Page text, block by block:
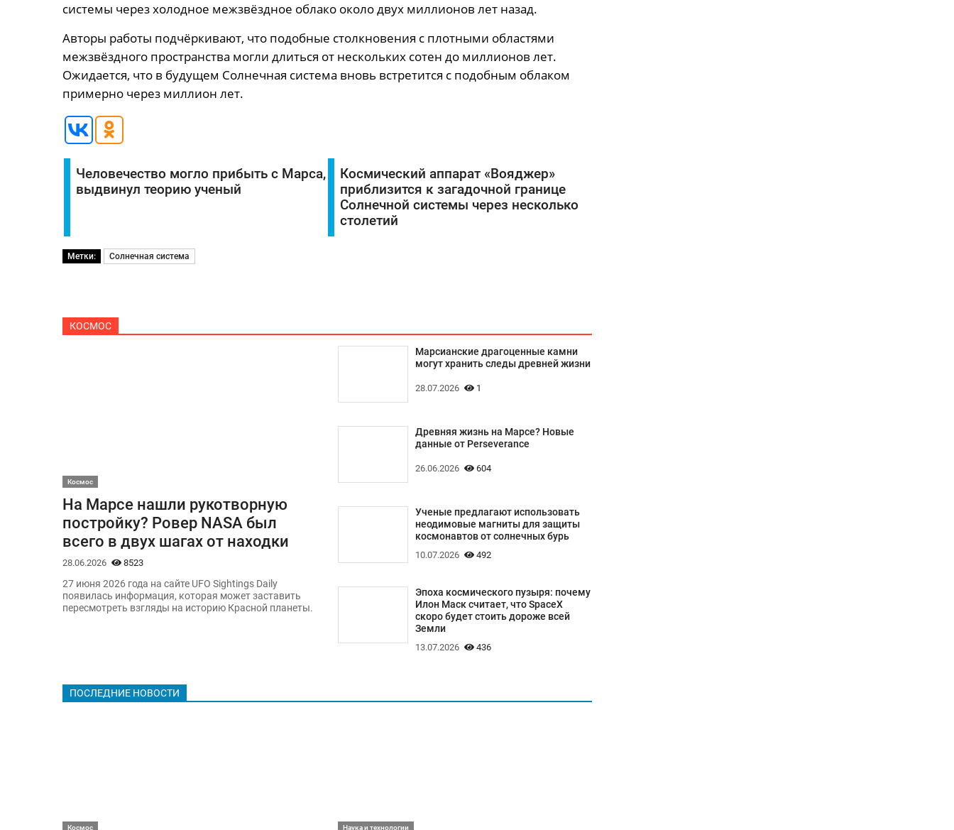
системы через холодное межзвёздное облако около двух миллионов лет назад.
Авторы работы подчёркивают, что подобные столкновения с плотными областями
межзвёздного пространства могли длиться от нескольких сотен до миллионов лет.
Ожидается, что в будущем Солнечная система вновь встретится с подобным облаком
примерно через миллион лет.
Человечество могло прибыть с Марса,
выдвинул теорию ученый
Космический аппарат «Вояджер»
приблизится к загадочной границе
Солнечной системы через несколько
столетий
Метки: Солнечная система
КОСМОС
Космос
На Марсе нашли рукотворную
постройку? Ровер NASA был
всего в двух шагах от находки
28.06.2026 8523
27 июня 2026 года на сайте UFO Sightings Daily
появилась информация, которая может заставить
пересмотреть взгляды на историю Красной планеты.
Марсианские драгоценные камни
могут хранить следы древней жизни
28.07.2026 1
Древняя жизнь на Марсе? Новые
данные от Perseverance
26.06.2026 604
Ученые предлагают использовать
неодимовые магниты для защиты
космонавтов от солнечных бурь
10.07.2026 492
Эпоха космического пузыря: почему
Илон Маск считает, что SpaceX
скоро будет стоить дороже всей
Земли
13.07.2026 436
ПОСЛЕДНИЕ НОВОСТИ
Космос Наука и технологии